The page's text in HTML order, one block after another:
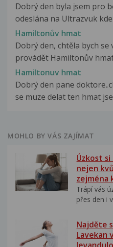
Dobrý den byla jsem pro
odeslána na Ultrazvuk kde
Hamiltonův hmat
Dobrý den, chtěla bych se
provádět Hamiltonův
Hamiltonuv hmat
Dobrý den pane
se muze delat ten hmat
MOHLO BY VÁS ZAJÍMAT
Úzkost
nejen
zejména
Trápí vás
přes den i
Najděte
Lavekan